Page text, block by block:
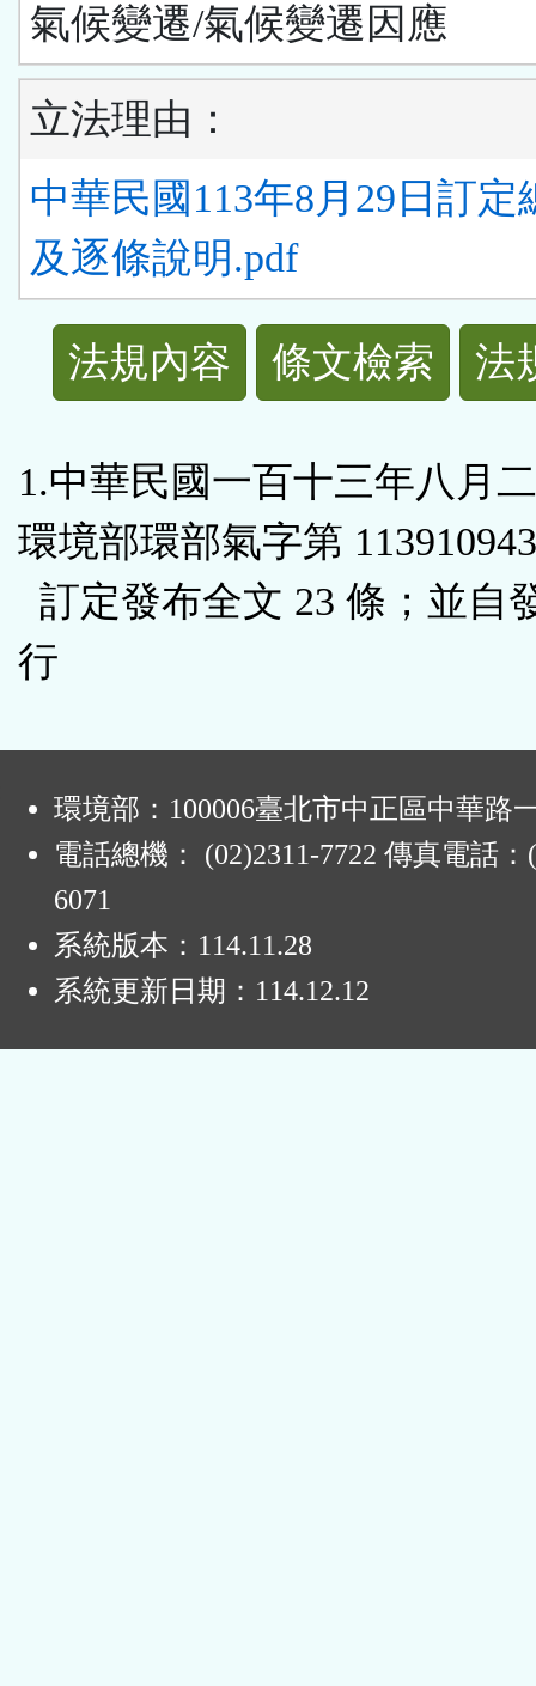
氣候變遷/氣候變遷因應
立法理由：
中華民國113年8月29日訂定
及逐條說明.pdf
規
功
能
按
鈕
法規內容 條文檢索 法
1.中華民國一百十三年八月
環境部環部氣字第
訂定發布全文 23 條；並自
行
環境部：100006臺北市中正區中華路
電話總機： (02)2311-7722 傳真電話：
6071
系統版本： 114.11.28
系統更新日期： 114.12.12